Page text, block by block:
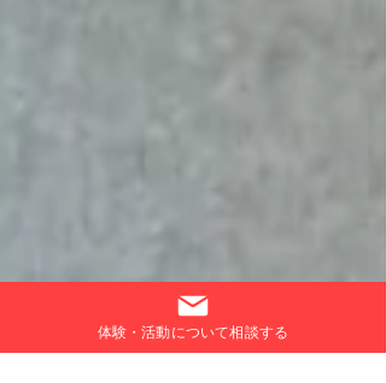
体験・活動について相談する